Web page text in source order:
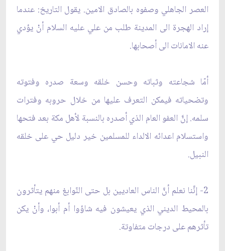
العصر الجاهلي وصفوه بالصادق الامين. يقول التاريخ: عندما
إراد الهجرة الى المدينة طلب من علي عليه السلام أنْ يؤدي
عنه الامانات الى أصحابها.
أمّا شجاعته وثباته وحسن خلقه وسعة صدره وفتوته
وتضحياته فيمكن التعرف عليها من خلال حروبه وفترات
سلمه. إنَّ العفو العام الذي أصدره بالنسبة لأهل مكة بعد فتحها
واستسلام اعدائه الالداء للمسلمين خير دليل حي على خلقه
النبيل.
2- إنَّنا نعلم أنَّ الناس العاديين بل حتى النّوابغ منهم يتأثرون
بالمحيط الديني الذي يعيشون فيه شاؤوا أم أبوا، وأنْ يكن
تأثرهم على درجات متفاوتة.